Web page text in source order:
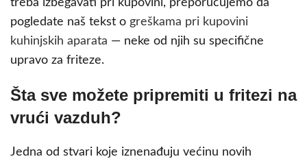
treba izbegavati pri kupovini, preporučujemo da
pogledate naš tekst o greškama pri kupovini
kuhinjskih aparata — neke od njih su specifične
upravo za friteze.
Šta sve možete pripremiti u fritezi na
vrući vazduh?
Jedna od stvari koje iznenađuju većinu novih